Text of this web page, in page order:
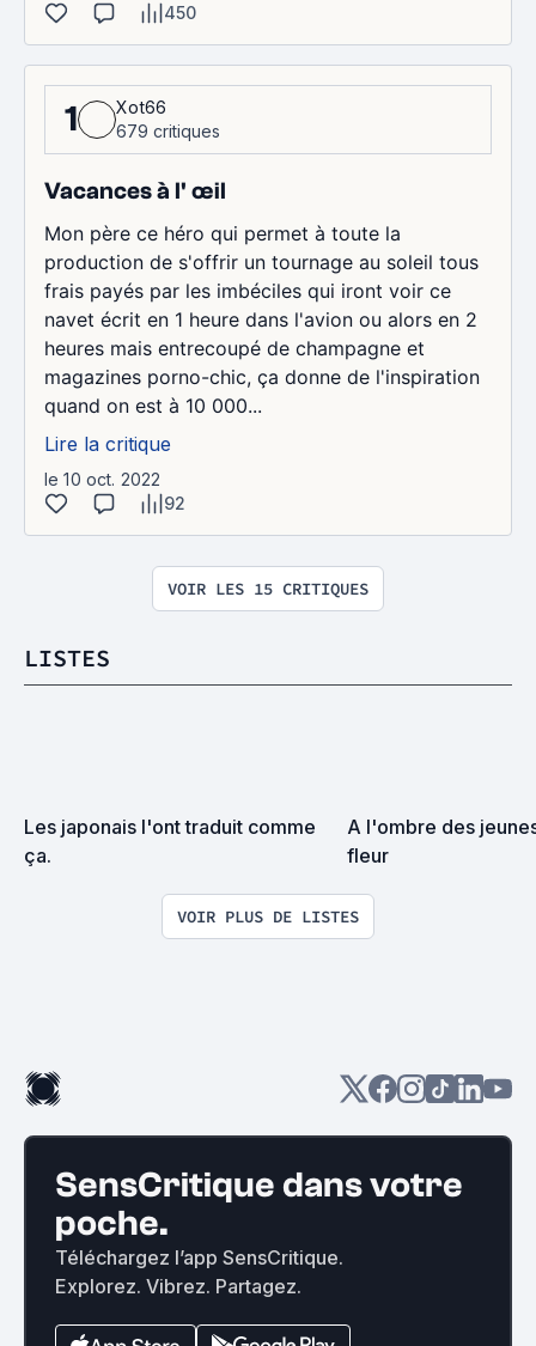
450
1
Xot66
679 critiques
Vacances à l' œil
Mon père ce héro qui permet à toute la
production de s'offrir un tournage au soleil tous
frais payés par les imbéciles qui iront voir ce
navet écrit en 1 heure dans l'avion ou alors en 2
heures mais entrecoupé de champagne et
magazines porno-chic, ça donne de l'inspiration
quand on est à 10 000...
Lire la critique
le 10 oct. 2022
92
VOIR LES 15 CRITIQUES
LISTES
Les japonais l'ont traduit comme
ça.
A l'ombre des
fleur
VOIR PLUS DE LISTES
SensCritique dans votre
poche.
Téléchargez l’app SensCritique.
Explorez. Vibrez. Partagez.